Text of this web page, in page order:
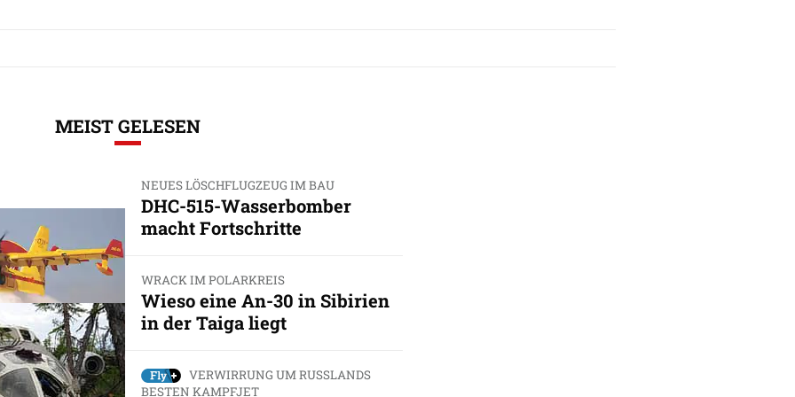
MEIST GELESEN
NEUES LÖSCHFLUGZEUG IM BAU
DHC-515-Wasserbomber
macht Fortschritte
WRACK IM POLARKREIS
Wieso eine An-30 in Sibirien
in der Taiga liegt
VERWIRRUNG UM RUSSLANDS
BESTEN KAMPFJET